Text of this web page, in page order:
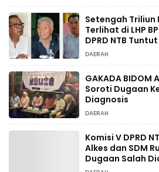
Setengah Triliun
Terlihat di LHP
DPRD NTB
DAERAH
GAKADA
Soroti Dugaan
Diagnosis
DAERAH
Komisi V DPRD
Alkes dan SDM
Dugaan Salah
Rujukan Bima-